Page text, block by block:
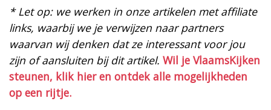
* Let op: we werken in onze artikelen met affiliate
links, waarbij we je verwijzen naar partners
waarvan wij denken dat ze interessant voor jou
zijn of aansluiten bij dit artikel. Wil je VlaamsKijken
steunen, klik hier en ontdek alle mogelijkheden
op een rijtje.